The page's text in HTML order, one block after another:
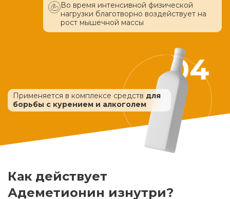
Во время интенсивной физической
нагрузки благотворно воздействует на
рост мышечной массы
Применяется в комплексе средств для
борьбы с курением и алкоголем
Как действует
Адеметионин изнутри?